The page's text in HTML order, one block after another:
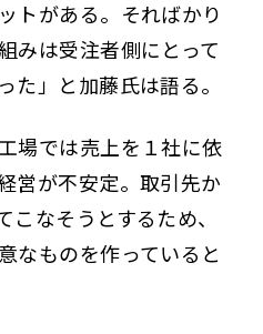
トがある。そればかり
みは受注者側にとって
た」と加藤氏は語る。
場では売上を１社に依
営が不安定。取引先か
こなそうとするため、
なものを作っていると